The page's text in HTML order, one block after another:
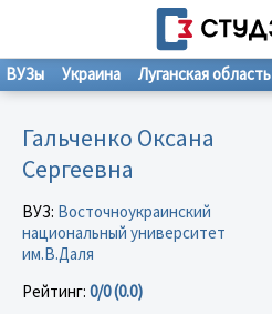
ВУЗы Украина Луганская область
Гальченко Оксана
Сергеевна
ВУЗ: Восточноукраинский
национальный университет
им.В.Даля
Рейтинг: 0/0 (0.0)